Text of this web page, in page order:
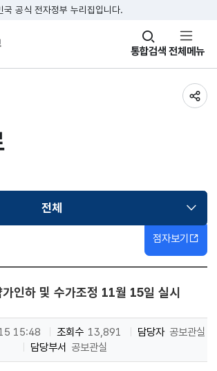
국 공식 전자정부 누리집입니다.
통합검색
창
열기 전체메뉴
전체선택됨
점자보기
인하 및 수가조정 11월 15일 실시
15:48 조회수 13,891 담당자 공보관실
담당부서 공보관실